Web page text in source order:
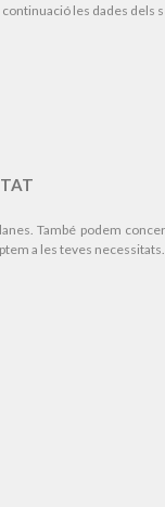
continuació les dades dels
També podem
a les teves necessitats.